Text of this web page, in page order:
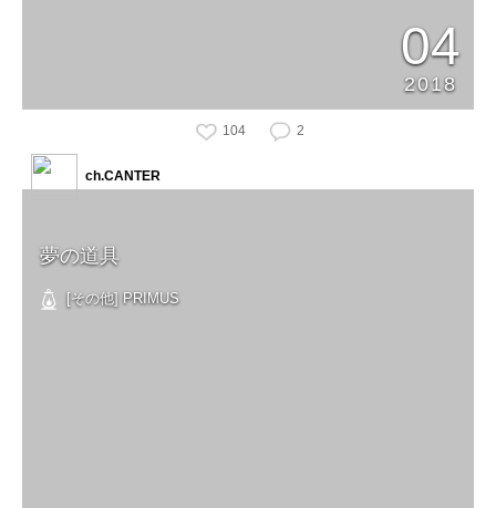
04
2018
104 2
夢の道具
[その他] PRIMUS
ch.CANTER